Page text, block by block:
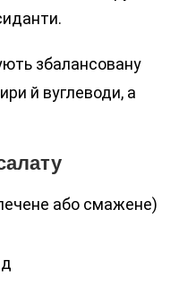
збалансовану
й вуглеводи, а
або смажене)